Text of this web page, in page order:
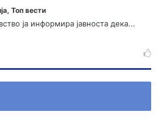
, Топ вести
ја информира јавноста дека...